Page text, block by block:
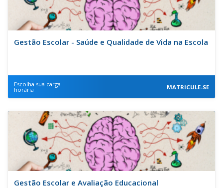
Gestão Escolar - Saúde e Qualidade de Vida na Escola
Escolha sua carga
horária MATRICULE-SE
Gestão Escolar e Avaliação Educacional